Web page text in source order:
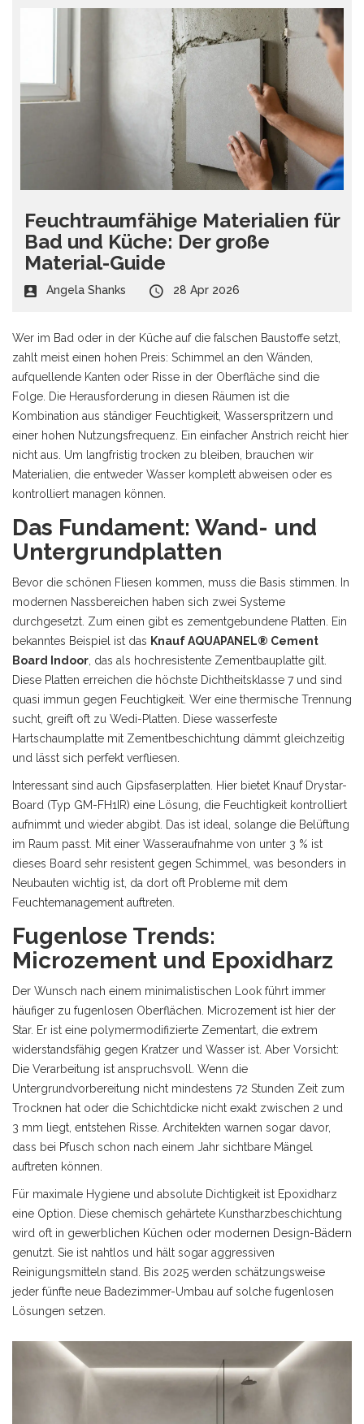
Feuchtraumfähige Materialien für
Bad und Küche: Der große
Material-Guide
Angela Shanks 28 Apr 2026
Wer im Bad oder in der Küche auf die falschen Baustoffe setzt,
zahlt meist einen hohen Preis: Schimmel an den Wänden,
aufquellende Kanten oder Risse in der Oberfläche sind die
Folge. Die Herausforderung in diesen Räumen ist die
Kombination aus ständiger Feuchtigkeit, Wasserspritzern und
einer hohen Nutzungsfrequenz. Ein einfacher Anstrich reicht hier
nicht aus. Um langfristig trocken zu bleiben, brauchen wir
Materialien, die entweder Wasser komplett abweisen oder es
kontrolliert managen können.
Das Fundament: Wand- und
Untergrundplatten
Bevor die schönen Fliesen kommen, muss die Basis stimmen. In
modernen Nassbereichen haben sich zwei Systeme
durchgesetzt. Zum einen gibt es zementgebundene Platten. Ein
bekanntes Beispiel ist das Knauf AQUAPANEL® Cement
Board Indoor , das als hochresistente Zementbauplatte gilt.
Diese Platten erreichen die höchste Dichtheitsklasse 7 und sind
quasi immun gegen Feuchtigkeit. Wer eine thermische Trennung
sucht, greift oft zu Wedi-Platten . Diese wasserfeste
Hartschaumplatte mit Zementbeschichtung dämmt gleichzeitig
und lässt sich perfekt verfliesen.
Interessant sind auch Gipsfaserplatten. Hier bietet Knauf Drystar-
Board (Typ GM-FH1IR) eine Lösung, die Feuchtigkeit kontrolliert
aufnimmt und wieder abgibt. Das ist ideal, solange die Belüftung
im Raum passt. Mit einer Wasseraufnahme von unter 3 % ist
dieses Board sehr resistent gegen Schimmel, was besonders in
Neubauten wichtig ist, da dort oft Probleme mit dem
Feuchtemanagement auftreten.
Fugenlose Trends:
Microzement und Epoxidharz
Der Wunsch nach einem minimalistischen Look führt immer
häufiger zu fugenlosen Oberflächen.
Microzement ist hier der
Star. Er ist eine polymermodifizierte Zementart , die extrem
widerstandsfähig gegen Kratzer und Wasser ist. Aber Vorsicht:
Die Verarbeitung ist anspruchsvoll. Wenn die
Untergrundvorbereitung nicht mindestens 72 Stunden Zeit zum
Trocknen hat oder die Schichtdicke nicht exakt zwischen 2 und
3 mm liegt, entstehen Risse. Architekten warnen sogar davor,
dass bei Pfusch schon nach einem Jahr sichtbare Mängel
auftreten können.
Für maximale Hygiene und absolute Dichtigkeit ist Epoxidharz
eine Option. Diese chemisch gehärtete Kunstharzbeschichtung
wird oft in gewerblichen Küchen oder modernen Design-Bädern
genutzt. Sie ist nahtlos und hält sogar aggressiven
Reinigungsmitteln stand. Bis 2025 werden schätzungsweise
jeder fünfte neue Badezimmer-Umbau auf solche fugenlosen
Lösungen setzen.